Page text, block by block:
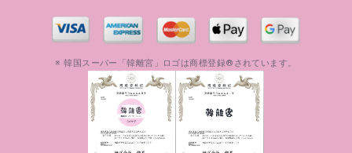
※ 韓国スーパー「韓離宮」ロゴは商標登録®されています。